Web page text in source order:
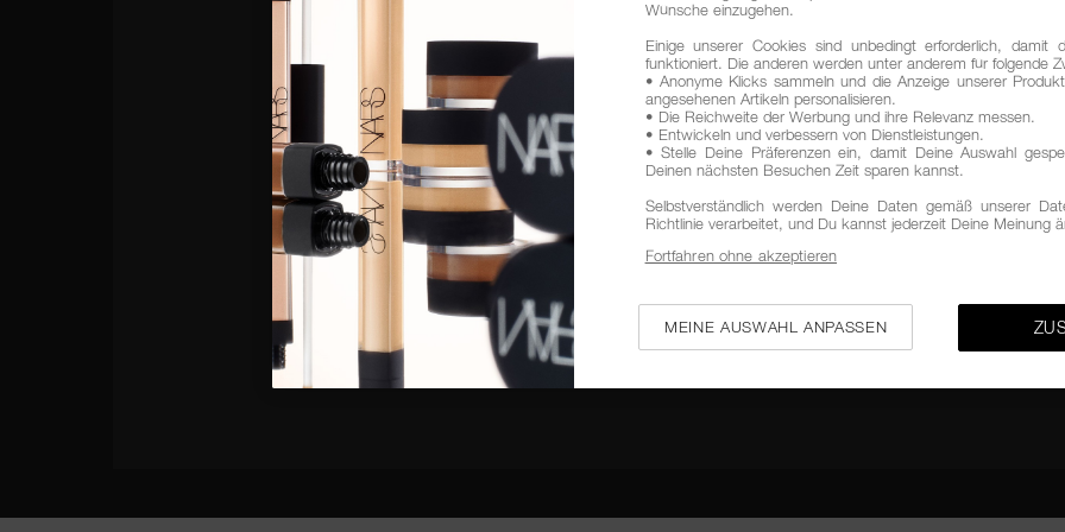
Wünsche einzugehen.
Einige unserer Cookies sind unbedingt erforderlich, damit
funktioniert. Die anderen werden unter anderem für folgende
• Anonyme Klicks sammeln und die Anzeige unserer
angesehenen Artikeln personalisieren.
• Die Reichweite der Werbung und ihre Relevanz messen.
• Entwickeln und verbessern von Dienstleistungen.
• Stelle Deine Präferenzen ein, damit Deine Auswahl
Deinen nächsten Besuchen Zeit sparen kannst.
Selbstverständlich werden Deine Daten gemäß unserer
Richtlinie verarbeitet, und Du kannst jederzeit Deine Meinung
MEINE AUSWAHL ANPASSEN
Fortfahren ohne akzeptieren